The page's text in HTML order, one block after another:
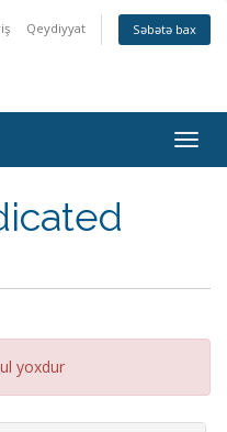
Qeydiyyat Səbətə bax
keçid
yoxdur